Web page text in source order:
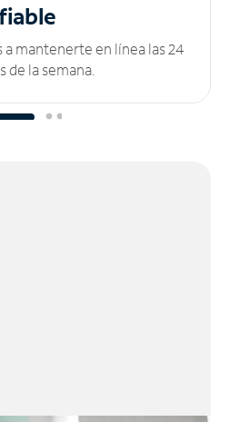
mantenerte en línea las 24
de la semana.